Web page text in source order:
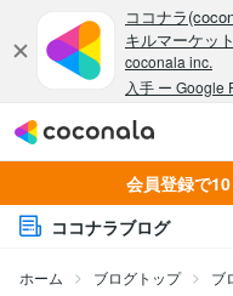
会員登録で
ココナラブログ
ホーム ブログトップ ブ